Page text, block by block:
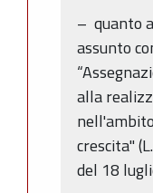
– quanto
assunto
alla
crescita"
del 18